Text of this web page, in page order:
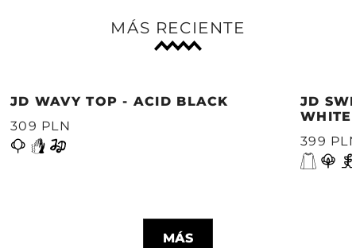
MÁS RECIENTE
JD WAVY TOP - ACID BLACK
309 PLN
JD
WHITE
399
MÁS